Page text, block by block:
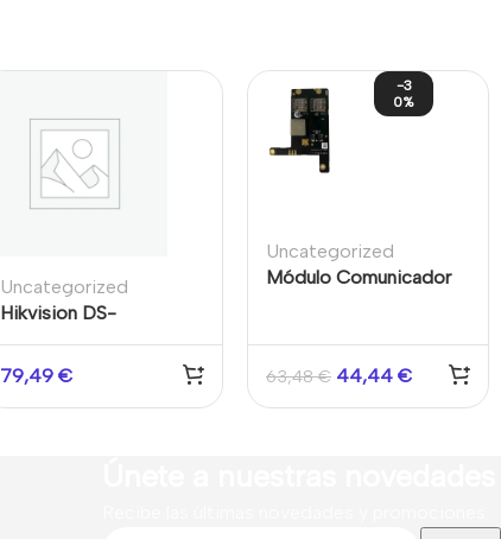
Uncategorized
Hikvision DS-
PIRCAM Color 24/7
Interior 12m AX-PRO
79,49 €
-3
0%
Uncategorized
Módulo Comunicador
63,48€ 44,44 €